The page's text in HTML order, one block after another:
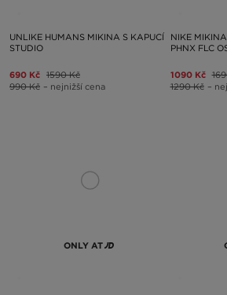
UNLIKE HUMANS MIKINA S KAPUCÍ
STUDIO
690 Kč 1590 Kč
990 Kč – nejnižší cena
NIKE
PHNX FLC
1090 Kč
1290 Kč –
ONLY AT